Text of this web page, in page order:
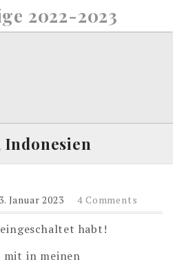
2022-2023
Indonesien
Januar 2023 4 Comments
habt!
mit in meinen